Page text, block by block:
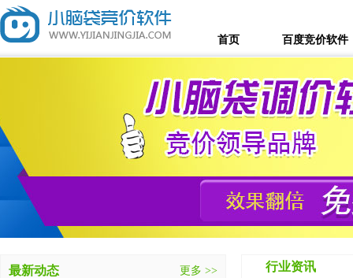
首页 百度竞价软件
行业资讯
最新动态 更多 >>